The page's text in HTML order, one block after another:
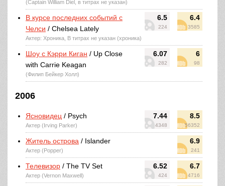
(Captain William Diel, в титрах не указан)
6.5
224
6.4
3585
В курсе последних событий с
Челси / Chelsea Lately
Актер: Хроника, В титрах не указан (хроника)
6.07
282
6
98
Шоу с Кэрри Киган / Up Close
with Carrie Keagan
(Филип Бейкер Холл)
2006
7.44
4348
8.5
56352
Ясновидец / Psych
Актер (Irving Parker)
6.9
241
Житель острова / Islander
Актер (Popper)
6.52
424
6.7
4716
Телевизор / The TV Set
Актер (Vernon Maxwell)